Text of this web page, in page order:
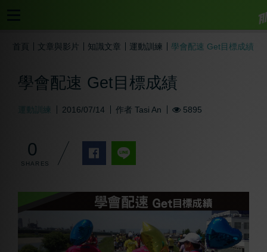
首頁 文章與影片 知識文章 運動訓練 學會配速 Get目標成績
學會配速 Get目標成績
運動訓練 2016/07/14 作者 Tasi An 5895
0